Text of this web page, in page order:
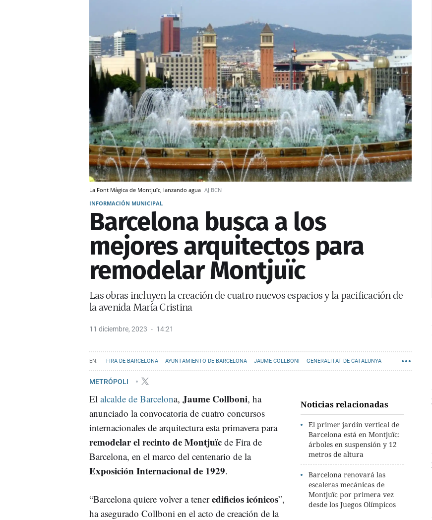
La Font Màgica de Montjuïc, lanzando agua AJ BCN
INFORMACIÓN MUNICIPAL
Barcelona busca a los
mejores arquitectos para
remodelar Montjuïc
Las obras incluyen la creación de cuatro nuevos espacios y la pacificación de
la avenida María Cristina
11 diciembre, 2023 14:21
FIRA DE BARCELONA AYUNTAMIENTO DE BARCELONA JAUME COLLBONI GENERALITAT DE CATALUNYA
METRÓPOLI
Noticias relacionadas
El primer jardín vertical de
Barcelona está en Montjuïc:
árboles en suspensión y 12
metros de altura
Barcelona renovará las
escaleras mecánicas de
Montjuïc por primera vez
desde los Juegos Olímpicos
El alcalde de Barcelona, Jaume Collboni, ha
anunciado la convocatoria de cuatro concursos
internacionales de arquitectura esta primavera para
remodelar el recinto de Montjuïc de Fira de
Barcelona, en el marco del centenario de la
Exposición Internacional de 1929.
“Barcelona quiere volver a teneredificios icónicos”,
ha asegurado Collboni en el acto de creación de la